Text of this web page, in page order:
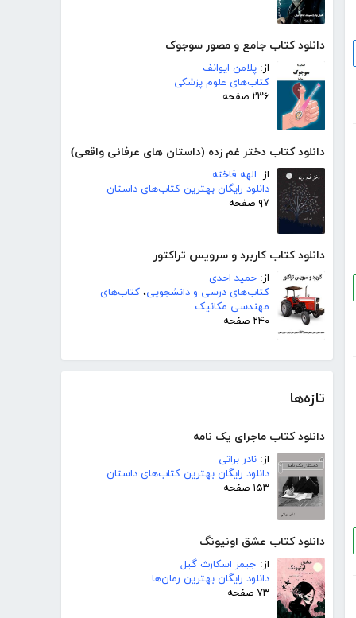
دانلود کتاب جامع و مصور سوجوک
از: پلامن ایوانف
کتاب‌های علوم پزشکی
۲۳۶ صفحه
دانلود کتاب دختر غم زده (داستان های عرفانی واقعی)
از: الهه فاخته
دانلود رایگان بهترین کتاب‌های داستان
۹۷ صفحه
دانلود کتاب کاربرد و سرویس تراکتور
از: حمید احدی
کتاب‌های درسی و دانشجویی، کتاب‌های
مهندسی مکانیک
۲۴۰ صفحه
تازه‌ها
دانلود کتاب ماجرای یک نامه
از: نادر براتی
دانلود رایگان بهترین کتاب‌های داستان
۱۵۳ صفحه
دانلود کتاب عشق اونیونگ
از: جیمز اسکارث گیل
دانلود رایگان بهترین رمان‌ها
۷۳ صفحه